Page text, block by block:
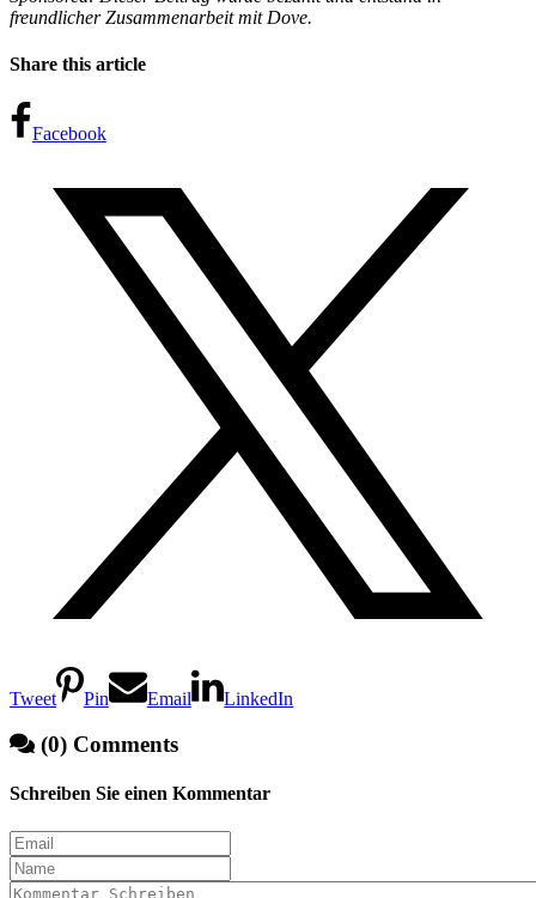
freundlicher Zusammenarbeit mit Dove.
Share this article
Facebook
Tweet Pin Email LinkedIn
(0) Comments
Schreiben Sie einen Kommentar